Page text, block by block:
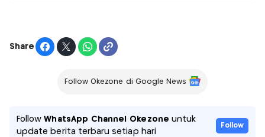
Share
Follow Okezone di Google News
FollowWhatsApp Channel Okezone untuk
update berita terbaru setiap hari
Follow